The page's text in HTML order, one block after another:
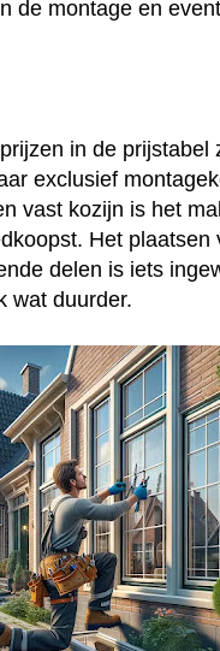
de montage en
in de prijstabel
exclusief
vast kozijn is het
Het plaatsen
delen is iets
wat duurder.